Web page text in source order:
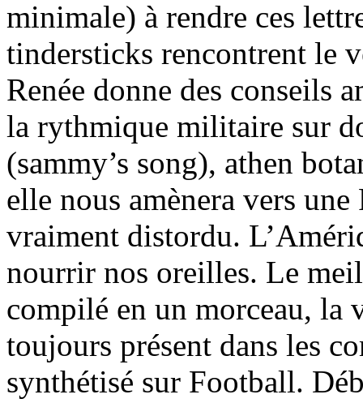
minimale) à rendre ces
tindersticks rencontrent le
Renée donne des conseils
la rythmique militaire sur
(sammy’s song), athen
elle nous amènera vers
vraiment distordu.
nourrir nos oreilles. Le
compilé en un morceau, la
toujours présent dans les
synthétisé sur Football.